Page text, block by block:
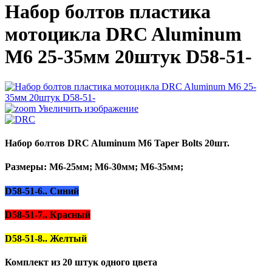
Набор болтов пластика
мотоцикла DRC Aluminum
M6 25-35мм 20штук D58-51-
Увеличить изображение
Набор болтов DRC Aluminum M6 Taper Bolts 20шт.
Размеры: M6-25мм; M6-30мм; M6-35мм;
D58-51-6.. Синий
D58-51-7.. Красный
D58-51-8.. Желтый
Комплект из 20 штук одного цвета